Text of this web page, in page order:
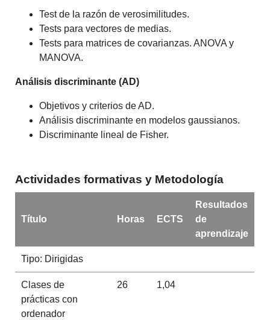
Test de la razón de verosimilitudes.
Tests para vectores de medias.
Tests para matrices de covarianzas. ANOVA y
MANOVA.
Análisis discriminante (AD)
Objetivos y criterios de AD.
Análisis discriminante en modelos gaussianos.
Discriminante lineal de Fisher.
Actividades formativas y Metodología
Título Horas ECTS
Resultados
de
aprendizaje
Tipo: Dirigidas
Clases de
prácticas con
ordenador
26 1,04